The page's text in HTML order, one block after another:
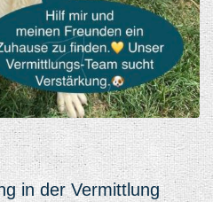
in der Vermittlung